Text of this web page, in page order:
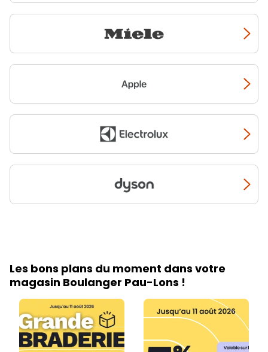
Les bons plans du moment dans votre
magasin Boulanger Pau-Lons !